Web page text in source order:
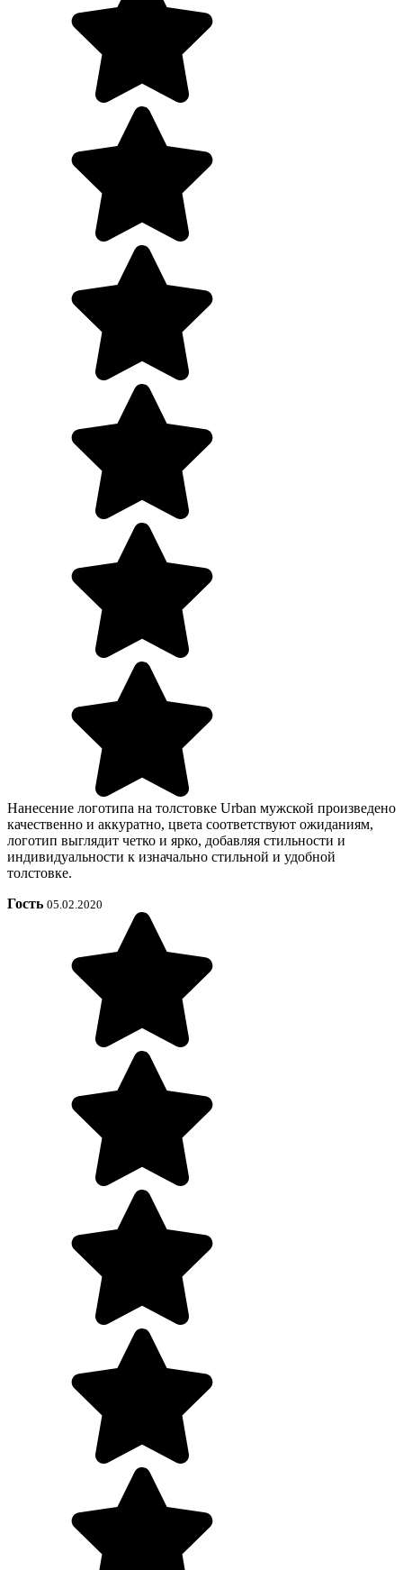
Нанесение логотипа на толстовке Urban мужской произведено
качественно и аккуратно, цвета соответствуют ожиданиям,
логотип выглядит четко и ярко, добавляя стильности и
индивидуальности к изначально стильной и удобной
толстовке.
Гость 05.02.2020